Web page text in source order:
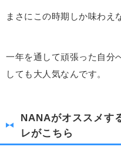
まさにこの時期しか味わえ
一年を通して頑張った自分
しても大人気なんです。
NANAがオススメす
レがこちら